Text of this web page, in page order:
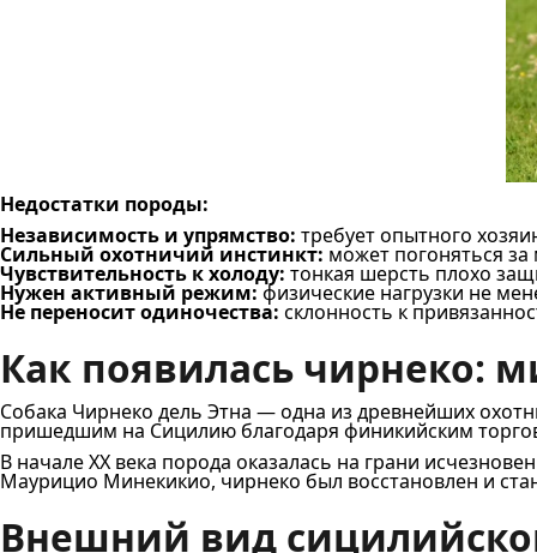
Недостатки породы:
Независимость и упрямство: требует опытного
Сильный охотничий инстинкт: может погоняться
Чувствительность к холоду: тонкая шерсть плохо
Нужен активный режим:физические нагрузки не
Не переносит одиночества: склонность к
Как появилась чирнеко:
Собака Чирнеко дель Этна — одна из древнейших
пришедшим на Сицилию благодаря финикийским
В начале XX века порода оказалась на грани
Маурицио Минекикио, чирнеко был восстановлен и
Внешний вид